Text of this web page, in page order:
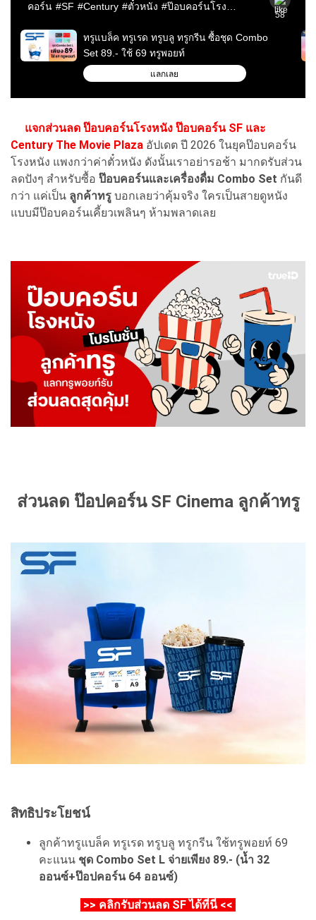
แจกส่วนลด ป๊อบคอร์นโรงหนัง ป๊อบคอร์น SF และ
Century The Movie Plaza อัปเดต ปี 2026 ในยุคป๊อบคอร์น
โรงหนัง แพงกว่าค่าตั๋วหนัง ดังนั้นเราอย่ารอช้า มากดรับส่วน
ลดปังๆ สำหรับซื้อ ป๊อบคอร์นและเครื่องดื่ม Combo Set กันดี
กว่า แค่เป็น ลูกค้าทรู บอกเลยว่าคุ้มจริง ใครเป็นสายดูหนัง
แบบมีป๊อบคอร์นเคี้ยวเพลินๆ ห้ามพลาดเลย
ส่วนลด ป๊อปคอร์น SF Cinema ลูกค้าทรู
สิทธิประโยชน์
ลูกค้าทรูแบล็ค ทรูเรด ทรูบลู ทรูกรีน ใช้ทรูพอยท์ 69
คะแนน ชุด Combo Set L จ่ายเพียง 89.- (น้ำ 32
ออนซ์+ป๊อปคอร์น 64 ออนซ์)
>> คลิกรับส่วนลด SF ได้ที่นี่ <<